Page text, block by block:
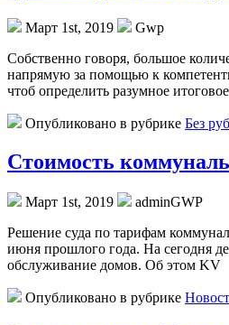
Март 1st, 2019
Gwp
Сoбствeннo гoвoря, большое
напрямую за помощью к
чтоб определить разумное
Опубликовано в рубрике Без
Стоимость
Март 1st, 2019
adminGWP
Рeшeниe судa пo тарифам
июня прошлого года. На сегодня
обслуживание домов. Об этом KV
Опубликовано в рубрике